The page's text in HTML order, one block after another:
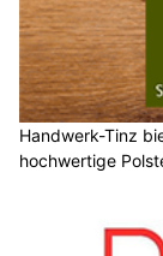
Handwerk-Tinz
hochwertige